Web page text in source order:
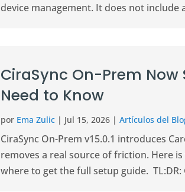
device management. It does not include
CiraSync On-Prem Now
Need to Know
por Ema Zulic | Jul 15, 2026 |Artículos del
CiraSync On-Prem v15.0.1 introduces
removes a real source of friction. Here
where to get the full setup guide. TL:DR: